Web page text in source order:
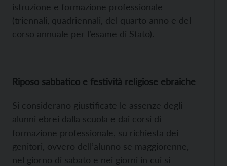
istruzione e formazione professionale
(triennali, quadriennali, del quarto anno e del
corso annuale per l’esame di Stato).
Riposo sabbatico e festività religiose ebraiche
Si considerano giustificate le assenze degli
alunni ebrei dalla scuola e dai corsi di
formazione professionale, su richiesta dei
genitori, ovvero dell’alunno se maggiorenne,
nel giorno di sabato e nei giorni in cui si